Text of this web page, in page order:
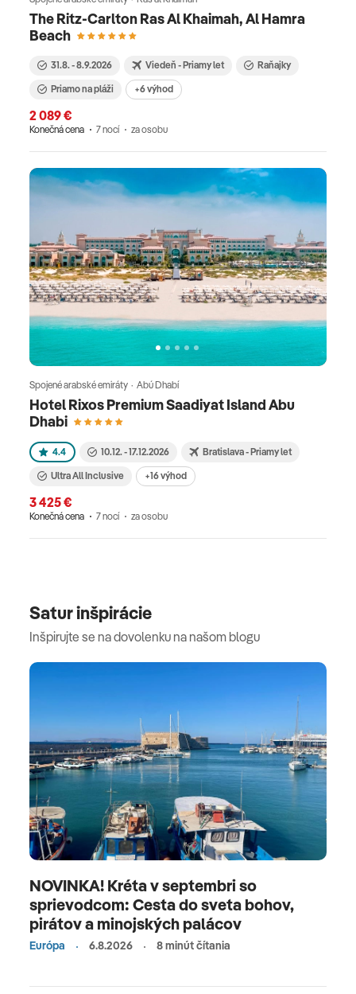
The Ritz-Carlton Ras Al Khaimah, Al Hamra
Beach
31.8. - 8.9.2026 Viedeň - Priamy let
Raňajky
Priamo na pláži
+6 výhod
2 089 €
Konečná cena 7 nocí za osobu
Hotel Rixos Premium Saadiyat Island Abu
Dhabi
Spojené arabské emiráty · Abú Dhabí
4.4 10.12. - 17.12.2026 Bratislava - Priamy let
Ultra All Inclusive +16 výhod
3 425 €
Konečná cena 7 nocí za osobu
Satur inšpirácie
Inšpirujte se na dovolenku na našom blogu
NOVINKA! Kréta v septembri so
sprievodcom: Cesta do sveta bohov,
pirátov a minojských palácov
Európa 6.8.2026 8 minút čítania